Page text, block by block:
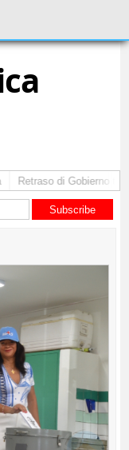
Retraso di Gobierno ta
Subscribe